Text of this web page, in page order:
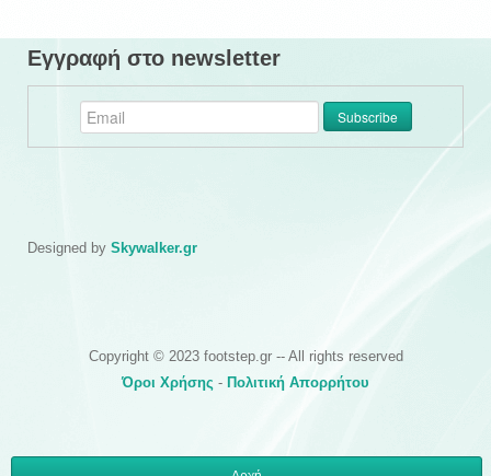
Εγγραφή στο newsletter
Designed by Skywalker.gr
Copyright © 2023 footstep.gr -- All rights reserved
Όροι Χρήσης - Πολιτική Απορρήτου